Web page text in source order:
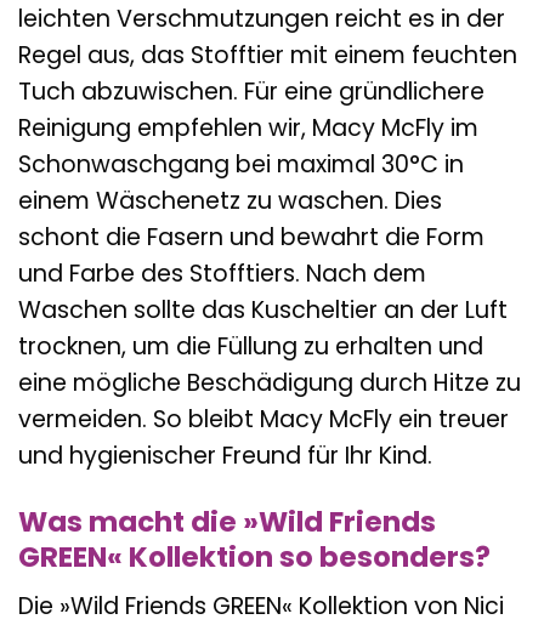
leichten Verschmutzungen reicht es in der
Regel aus, das Stofftier mit einem feuchten
Tuch abzuwischen. Für eine gründlichere
Reinigung empfehlen wir, Macy McFly im
Schonwaschgang bei maximal 30°C in
einem Wäschenetz zu waschen. Dies
schont die Fasern und bewahrt die Form
und Farbe des Stofftiers. Nach dem
Waschen sollte das Kuscheltier an der Luft
trocknen, um die Füllung zu erhalten und
eine mögliche Beschädigung durch Hitze zu
vermeiden. So bleibt Macy McFly ein treuer
und hygienischer Freund für Ihr Kind.
Was macht die »Wild Friends
GREEN« Kollektion so besonders?
Die »Wild Friends GREEN« Kollektion von Nici